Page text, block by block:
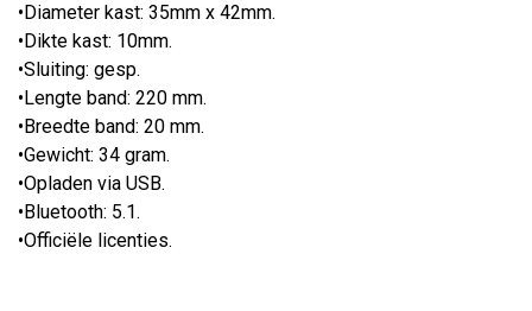
•Diameter kast: 35mm x 42mm.
•Dikte kast: 10mm.
•Sluiting: gesp.
•Lengte band: 220 mm.
•Breedte band: 20 mm.
•Gewicht: 34 gram.
•Opladen via USB.
•Bluetooth: 5.1.
•Officiële licenties.